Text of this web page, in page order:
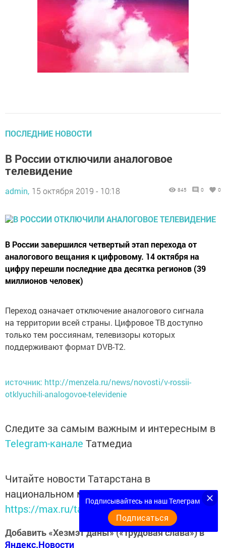
ПОСЛЕДНИЕ НОВОСТИ
В России отключили аналоговое
телевидение
admin, 15 октября 2019 - 10:18 845 0 0
В России завершился четвертый этап перехода от
аналогового вещания к цифровому. 14 октября на
цифру перешли последние два десятка регионов (39
миллионов человек)
Переход означает отключение аналогового сигнала
на территории всей страны. Цифровое ТВ доступно
только тем россиянам, телевизоры которых
поддерживают формат DVB-T2.
источник: http://menzela.ru/news/novosti/v-rossii-
otklyuchili-analogovoe-televidenie
Следите за самым важным и интересным в
Telegram-канале Татмедиа
Читайте новости Татарстана в
национальном мессенджере MАХ:
https://max.ru/tatmedia
Добавить «Хезмэт даны» («Трудовая слава») в
Яндекс.Новости
Подписывайтесь на наш Телеграм
Подписаться